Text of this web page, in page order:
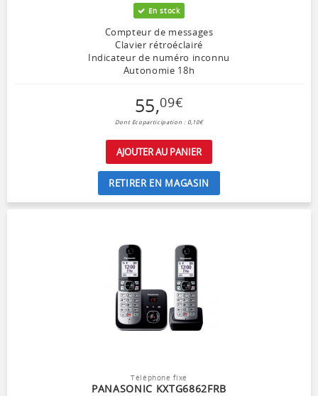
En stock
Compteur de messages
Clavier rétroéclairé
Indicateur de numéro inconnu
Autonomie 18h
55,09€
Dont Ecoparticipation : 0,10€
AJOUTER AU PANIER
RETIRER EN MAGASIN
Téléphone fixe
PANASONIC KXTG6862FRB